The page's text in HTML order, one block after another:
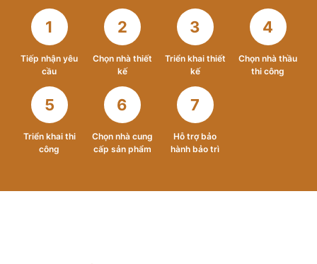
1
Tiếp nhận yêu
cầu
2
Chọn nhà thiết
kế
3
Triển khai thiết
kế
4
Chọn nhà thầu
thi công
5
Triển khai thi
công
6
Chọn nhà cung
cấp sản phẩm
7
Hỗ trợ bảo
hành bảo trì